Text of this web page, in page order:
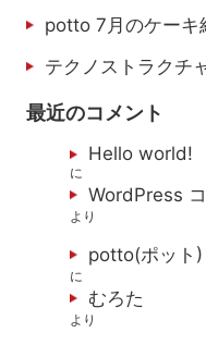
potto 7月のケーキ
テクノストラクチ
最近のコメント
Hello world!
に
WordPress
より
potto(ポット)
に
むろた
より